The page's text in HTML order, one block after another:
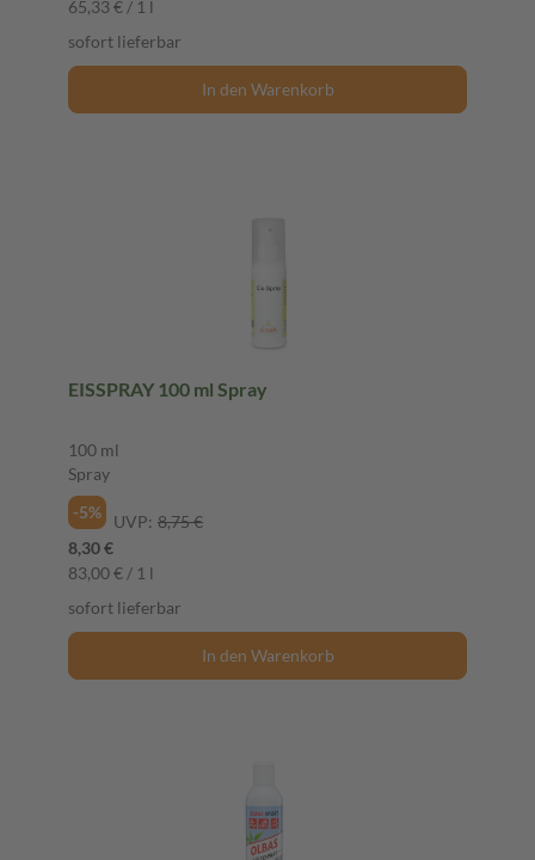
65,33 € / 1 l
sofort lieferbar
In den Warenkorb
EISSPRAY 100 ml Spray
100 ml
Spray
-5%
UVP: 8,75 €
8,30 €
83,00 € / 1 l
sofort lieferbar
In den Warenkorb